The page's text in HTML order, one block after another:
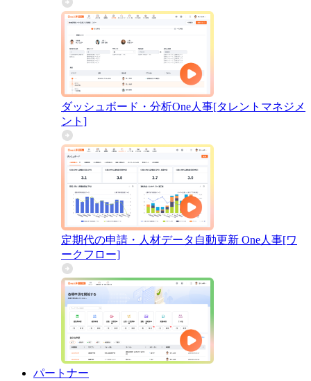
ダッシュボード・分析One人事[タレントマネジメ
ント]
定期代の申請・人材データ自動更新 One人事[ワ
ークフロー]
パートナー